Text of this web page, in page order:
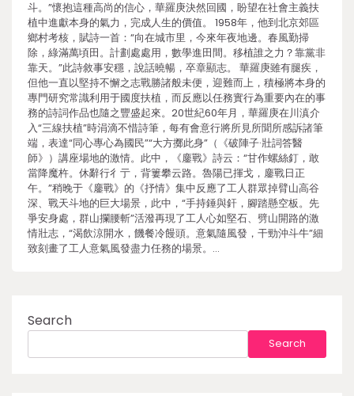
斗。”懷抱這種高尚的信心，華羅庚決然回國，盼望在社會主義扶
植中進獻本身的氣力，完成人生的價值。 1958年，他到北京郊區
鄉村考核，賦詩一首：“向在城市里，今來年夜地邊。春風勤掃
除，綠滿萬頃田。計劃處處用，數學進田間。移植誰之力？靠黨非
靠天。”此詩敘事安穩，說話曉暢，卒章顯志。 華羅庚雖有腿疾，
但他一直以堅持不懈之志戰勝諸般未便，迎難而上，積極將本身的
專門研究常識利用于國度扶植，而反應以任務實行為重要內在的事
務的詩詞作品也隨之豐盛起來。20世紀60年月，華羅庚在川滇介
入“三線扶植”時涓滴不惜詩筆，每有會意行將所見所聞所感訴諸筆
端，表達“同心專心為國民”“大方擲此身”（《破陣子·壯詞答醫
師》）講座場地的激情。此中，《鏖戰》詩云：“甘作螺絲釘，敢
當降魔杵。休辭行彳亍，背簍攀云路。魯陽已揮戈，鏖戰日正
午。”稍晚于《鏖戰》的《抒情》集中反應了工人群眾掉臂山高谷
深、戰天斗地的巨大場景，此中，“手持錘與釬，腳踏懸空板。先
爭安身處，群山攔腰斬”活潑再現了工人心如堅石、劈山開路的激
情壯志，“渴飲涼開水，饑餐冷饅頭。意氣隨風發，干勁沖斗牛”細
致刻畫了工人意氣風發盡力任務的場景。…
Search
Search